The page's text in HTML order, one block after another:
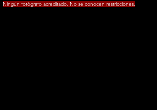
Ningún fotógrafo acreditado. No se conocen restricciones.